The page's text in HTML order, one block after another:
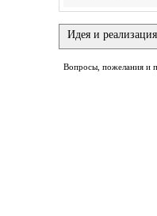
Идея и
Вопросы, пожелания и